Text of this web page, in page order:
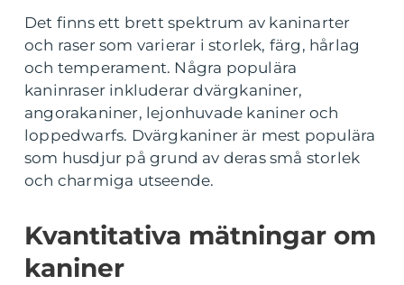
Det finns ett brett spektrum av kaninarter
och raser som varierar i storlek, färg, hårlag
och temperament. Några populära
kaninraser inkluderar dvärgkaniner,
angorakaniner, lejonhuvade kaniner och
loppedwarfs. Dvärgkaniner är mest populära
som husdjur på grund av deras små storlek
och charmiga utseende.
Kvantitativa mätningar om
kaniner